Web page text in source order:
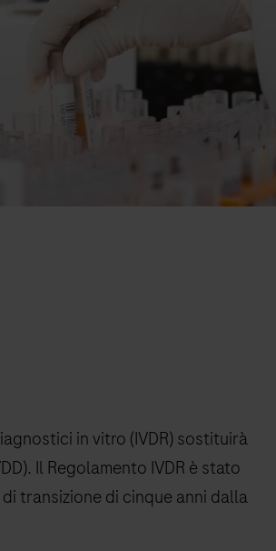
in vitro (IVDR) sostituirà
Il Regolamento IVDR è stato
transizione di cinque anni dalla